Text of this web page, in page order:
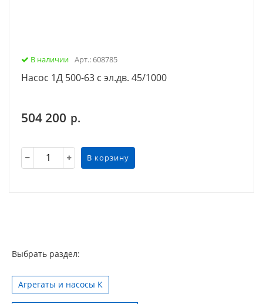
В наличии Арт.: 608785
Насос 1Д 500-63 с эл.дв. 45/1000
504 200 р.
В корзину
Выбрать раздел:
Агрегаты и насосы К